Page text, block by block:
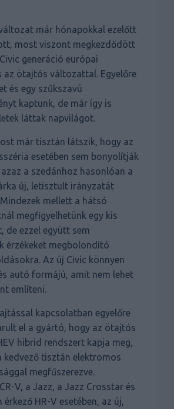
már hónapokkal ezelőtt
most viszont megkezdődött
generáció európai
az ötajtós változattal. Egyelőre
és egy szűkszavú
kaptunk, de már így is
láttak napvilágot.
már tisztán látszik, hogy az
esetében sem bonyolítják
a szedánhoz hasonlóan a
új, letisztult irányzatát
mellett a hátsó
megfigyelhetünk egy kis
de ezzel együtt sem
érzékeket megbolondító
Az új Civic könnyen
autó formájú, amit nem lehet
említeni.
kapcsolatban egyelőre
el a gyártó, hogy az ötajtós
hibrid rendszert kapja meg,
tisztán elektromos
megfűszerezve.
V, a Jazz, a Jazz Crosstar és
HR-V esetében, az új,